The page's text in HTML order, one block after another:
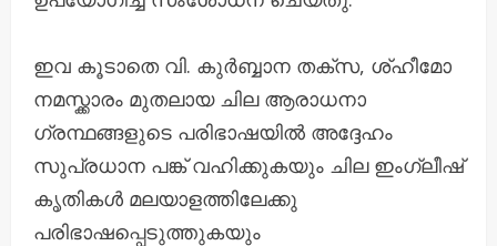
ഇവ കൂടാതെ വി. കുർബ്ബാന തക്സ, ശ്ഹീമോ
നമസ്ക്കാരം മുതലായ ചില ആരാധനാ
ഗ്രന്ഥങ്ങളുടെ പരിഭാഷയിൽ അദ്ദേഹം
സുപ്രധാന പങ്ക് വഹിക്കുകയും ചില ഇംഗ്ലീഷ്
കൃതികൾ മലയാളത്തിലേക്കു
പരിഭാഷപ്പെടുത്തുകയും